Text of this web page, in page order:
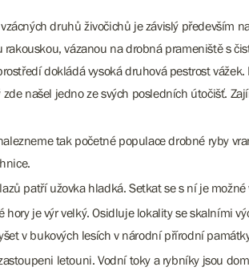
druhů živočichů je závislý především
vázanou na drobná prameniště s
dokládá vysoká druhová pestrost
zde našel jedno ze svých posledních útočišť.
tak početné populace drobné ryby
patří užovka hladká. Setkat se s ní je
hory je výr velký. Osidluje lokality se skalními
v bukových lesích v národní přírodní
letouni. Vodní toky a rybníky jsou